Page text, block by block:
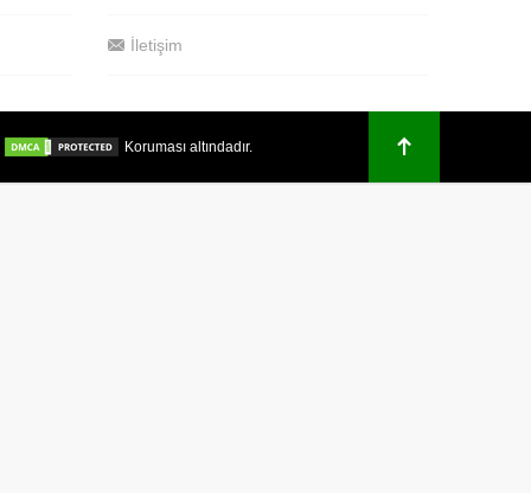
İletişim
Koruması altındadır.